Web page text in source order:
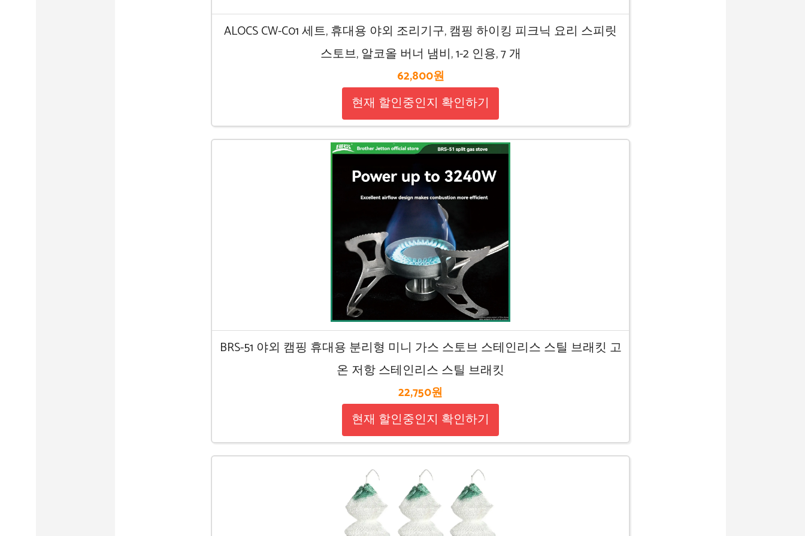
ALOCS CW-C01 세트, 휴대용 야외 조리기구, 캠핑 하이킹 피크닉 요리 스피릿
스토브, 알코올 버너 냄비, 1-2 인용, 7 개
62,800원
현재 할인중인지 확인하기
BRS-51 야외 캠핑 휴대용 분리형 미니 가스 스토브 스테인리스 스틸 브래킷 고
온 저항 스테인리스 스틸 브래킷
22,750원
현재 할인중인지 확인하기